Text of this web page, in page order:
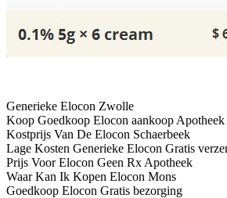
Generieke Elocon Zwolle
Koop Goedkoop Elocon aankoop Apotheek
Kostprijs Van De Elocon Schaerbeek
Lage Kosten Generieke Elocon Gratis
Prijs Voor Elocon Geen Rx Apotheek
Waar Kan Ik Kopen Elocon Mons
Goedkoop Elocon Gratis bezorging